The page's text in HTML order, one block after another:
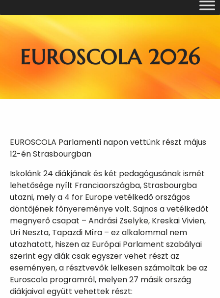
EUROSCOLA 2026
EUROSCOLA Parlamenti napon vettünk részt május
12-én Strasbourgban
Iskolánk 24 diákjának és két pedagógusának ismét
lehetősége nyílt Franciaországba, Strasbourgba
utazni, mely a 4 for Europe vetélkedő országos
döntőjének főnyereménye volt. Sajnos a vetélkedőt
megnyerő csapat – Andrási Zselyke, Kreskai Vivien,
Uri Neszta, Tapazdi Míra – ez alkalommal nem
utazhatott, hiszen az Európai Parlament szabályai
szerint egy diák csak egyszer vehet részt az
eseményen, a résztvevők lelkesen számoltak be az
Euroscola programról, melyen 27 másik ország
diákjaival együtt vehettek részt: